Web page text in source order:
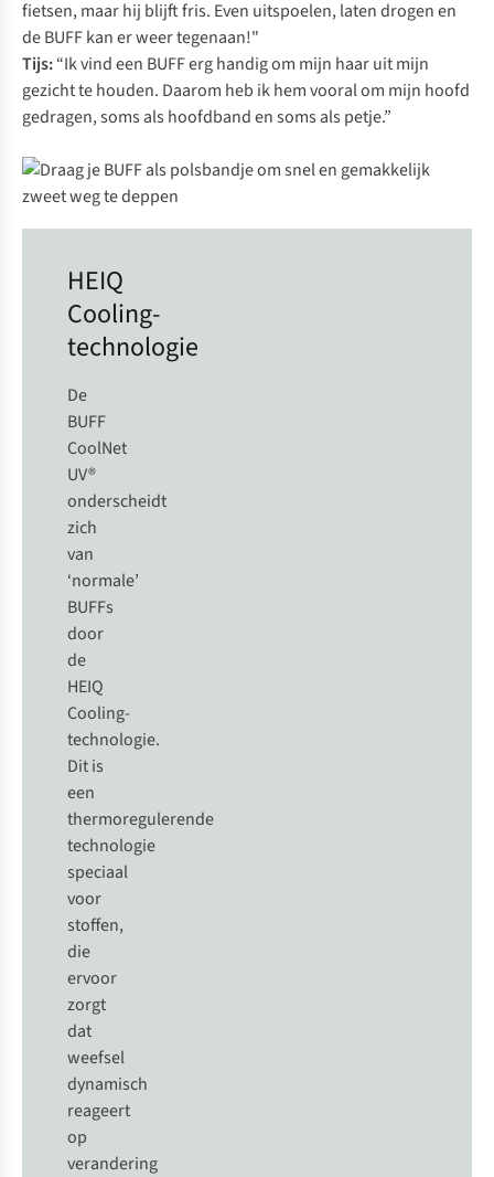
fietsen, maar hij blijft fris. Even uitspoelen, laten drogen en
de BUFF kan er weer tegenaan!"
Tijs:“Ik vind een BUFF erg handig om mijn haar uit mijn
gezicht te houden. Daarom heb ik hem vooral om mijn hoofd
gedragen, soms als hoofdband en soms als petje.”
HEIQ
Cooling-
technologie
De
BUFF
CoolNet
UV®
onderscheidt
zich
van
‘normale’
BUFFs
door
de
HEIQ
Cooling-
technologie.
Dit is
een
thermoregulerende
technologie
speciaal
voor
stoffen,
die
ervoor
zorgt
dat
weefsel
dynamisch
reageert
op
verandering